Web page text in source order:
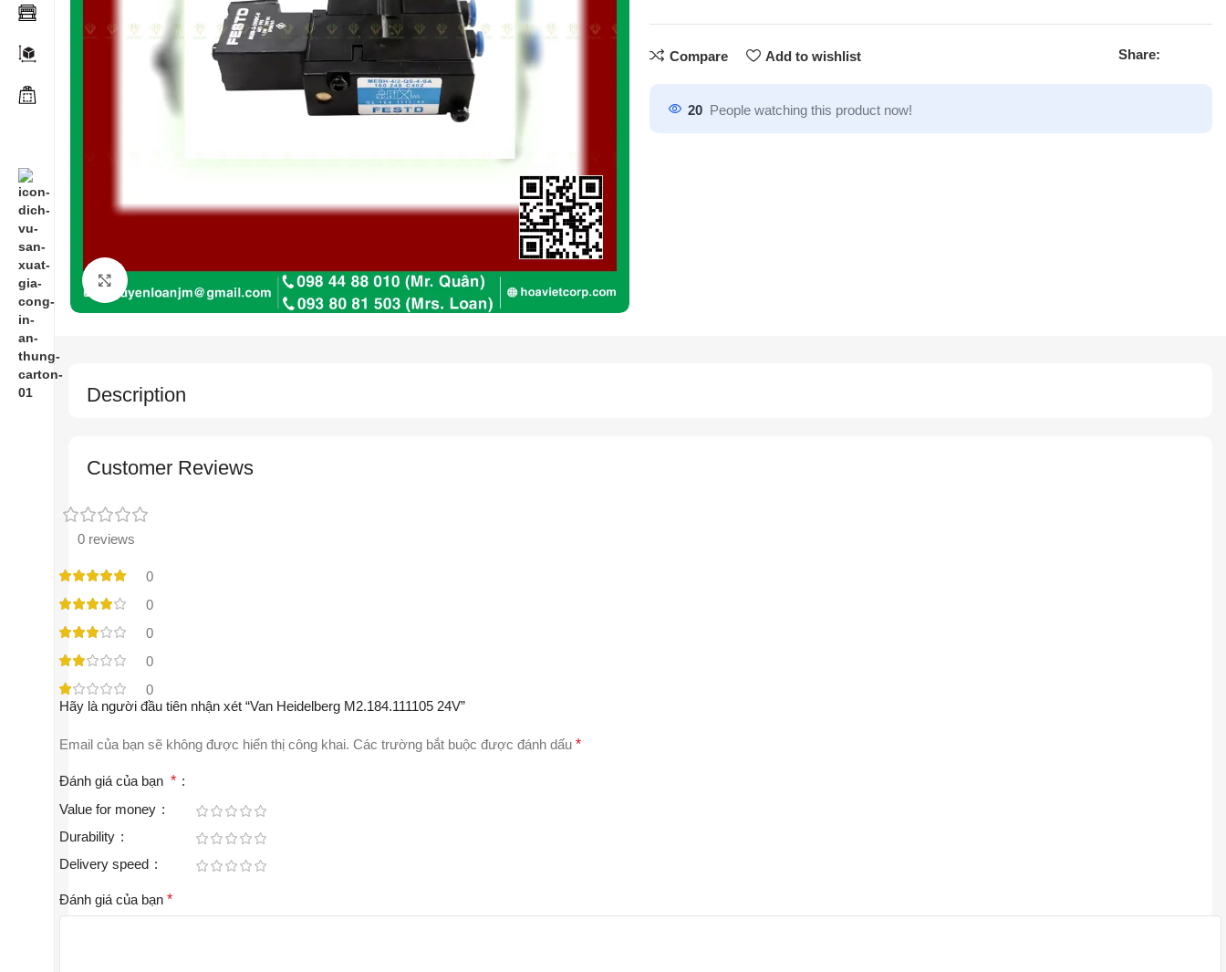
Compare Add to wishlist Share:
20 People watching this product now!
Description
Customer Reviews
0 reviews
0
0
0
0
0
Hãy là người đầu tiên nhận xét “Van Heidelberg M2.184.111105 24V”
Email của bạn sẽ không được hiển thị công khai. Các trường bắt buộc được đánh dấu *
Đánh giá của bạn *
Value for money
Durability
Delivery speed
Đánh giá của bạn *